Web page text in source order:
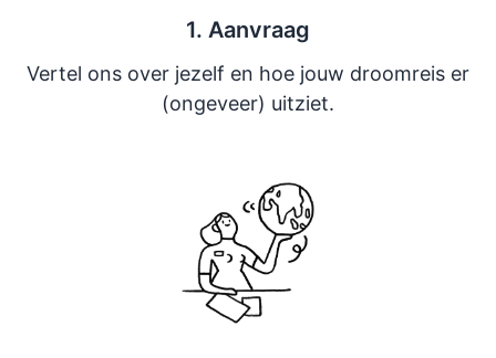
1. Aanvraag
Vertel ons over jezelf en hoe jouw droomreis er
(ongeveer) uitziet.